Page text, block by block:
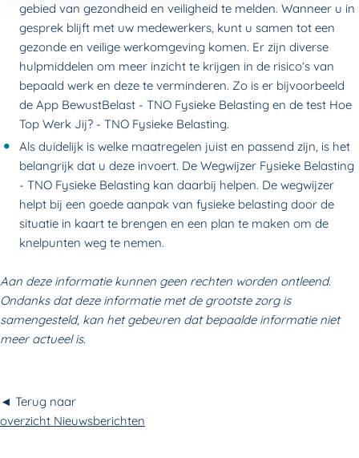
gebied van gezondheid en veiligheid te melden. Wanneer u in
gesprek blijft met uw medewerkers, kunt u samen tot een
gezonde en veilige werkomgeving komen. Er zijn diverse
hulpmiddelen om meer inzicht te krijgen in de risico’s van
bepaald werk en deze te verminderen. Zo is er bijvoorbeeld
de App BewustBelast - TNO Fysieke Belasting en de test Hoe
Top Werk Jij? - TNO Fysieke Belasting.
Als duidelijk is welke maatregelen juist en passend zijn, is het
belangrijk dat u deze invoert. De Wegwijzer Fysieke Belasting
- TNO Fysieke Belasting kan daarbij helpen. De wegwijzer
helpt bij een goede aanpak van fysieke belasting door de
situatie in kaart te brengen en een plan te maken om de
knelpunten weg te nemen.
Aan deze informatie kunnen geen rechten worden ontleend.
Ondanks dat deze informatie met de grootste zorg is
samengesteld, kan het gebeuren dat bepaalde informatie niet
meer actueel is.
◄ Terug naar
overzicht Nieuwsberichten